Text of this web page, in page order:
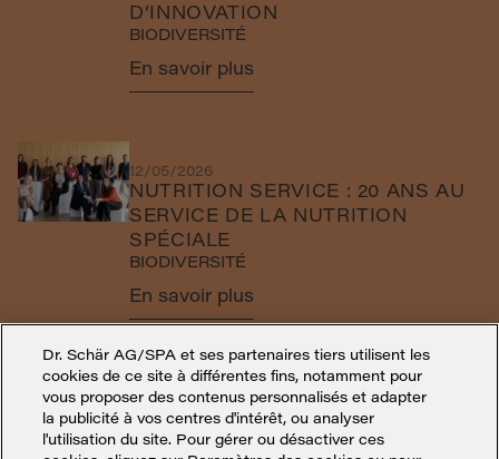
D’INNOVATION
BIODIVERSITÉ
En savoir plus
12/05/2026
NUTRITION SERVICE : 20 ANS AU
SERVICE DE LA NUTRITION
SPÉCIALE
BIODIVERSITÉ
En savoir plus
Dr. Schär AG/SPA et ses partenaires tiers utilisent les
cookies de ce site à différentes fins, notamment pour
vous proposer des contenus personnalisés et adapter
la publicité à vos centres d'intérêt, ou analyser
l'utilisation du site. Pour gérer ou désactiver ces